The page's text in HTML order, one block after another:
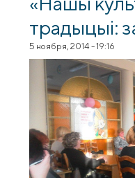
традыцыі:
5 ноября, 2014 - 19:16